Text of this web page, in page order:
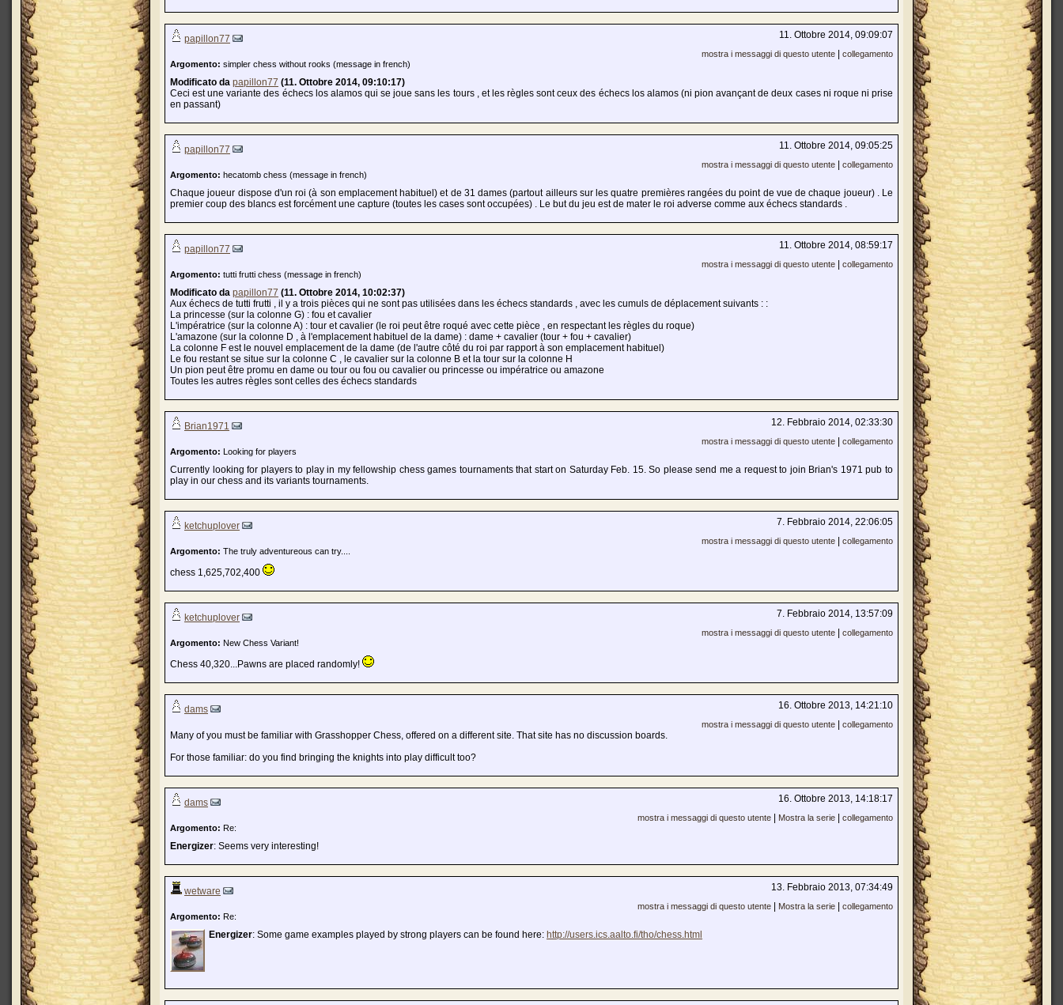
11. Ottobre 2014, 09:09:07
papillon77
mostra i messaggi di questo utente
collegamento
Argomento: simpler chess without rooks (message in french)
Modificato da papillon77 (11. Ottobre 2014, 09:10:17)
Ceci est une variante des échecs los alamos qui se joue sans les tours , et les règles sont ceux des échecs los alamos (ni pion avançant de deux cases ni roque ni prise
en passant)
11. Ottobre 2014, 09:05:25
papillon77
mostra i messaggi di questo utente
collegamento
Argomento: hecatomb chess (message in french)
Chaque joueur dispose d'un roi (à son emplacement habituel) et de 31 dames (partout ailleurs sur les quatre premières rangées du point de vue de chaque joueur) . Le
premier coup des blancs est forcément une capture (toutes les cases sont occupées) . Le but du jeu est de mater le roi adverse comme aux échecs standards .
11. Ottobre 2014, 08:59:17
papillon77
mostra i messaggi di questo utente
collegamento
Argomento: tutti frutti chess (message in french)
Modificato da papillon77 (11. Ottobre 2014, 10:02:37)
Aux échecs de tutti frutti , il y a trois pièces qui ne sont pas utilisées dans les échecs standards , avec les cumuls de déplacement suivants : :
La princesse (sur la colonne G) : fou et cavalier
L'impératrice (sur la colonne A) : tour et cavalier (le roi peut être roqué avec cette pièce , en respectant les règles du roque)
L'amazone (sur la colonne D , à l'emplacement habituel de la dame) : dame + cavalier (tour + fou + cavalier)
La colonne F est le nouvel emplacement de la dame (de l'autre côté du roi par rapport à son emplacement habituel)
Le fou restant se situe sur la colonne C , le cavalier sur la colonne B et la tour sur la colonne H
Un pion peut être promu en dame ou tour ou fou ou cavalier ou princesse ou impératrice ou amazone
Toutes les autres règles sont celles des échecs standards
12. Febbraio 2014, 02:33:30
Brian1971
mostra i messaggi di questo utente
collegamento
Argomento: Looking for players
Currently looking for players to play in my fellowship chess games tournaments that start on Saturday Feb. 15. So please send me a request to join Brian's 1971 pub to
play in our chess and its variants tournaments.
7. Febbraio 2014, 22:06:05
ketchuplover
mostra i messaggi di questo utente
collegamento
Argomento: The truly adventureous can try....
chess 1,625,702,400
7. Febbraio 2014, 13:57:09
ketchuplover
mostra i messaggi di questo utente
collegamento
Argomento: New Chess Variant!
Chess 40,320...Pawns are placed randomly!
16. Ottobre 2013, 14:21:10
dams
mostra i messaggi di questo utente collegamento
Many of you must be familiar with Grasshopper Chess, offered on a different site. That site has no discussion boards.
For those familiar: do you find bringing the knights into play difficult too?
16. Ottobre 2013, 14:18:17
dams
mostra i messaggi di questo utente Mostra la serie
collegamento
Argomento: Re:
Energizer: Seems very interesting!
13. Febbraio 2013, 07:34:49
wetware
mostra i messaggi di questo utente Mostra la serie
collegamento
Argomento: Re:
Energizer: Some game examples played by strong players can be found here: http://users.ics.aalto.fi/tho/chess.html